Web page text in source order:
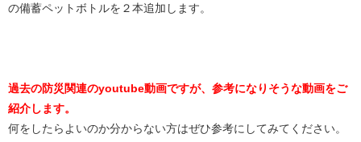
の備蓄ペットボトルを２本追加します。
過去の防災関連のyoutube動画ですが、参考になりそうな動画をご
紹介します。
何をしたらよいのか分からない方はぜひ参考にしてみてください。